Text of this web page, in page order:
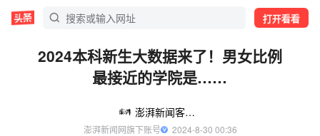
打开看看
2024本科新生大数据来了！男女比例
最接近的学院是……
澎湃新闻客户端
澎湃新闻网旗下账号
  2024-8-30 00:36